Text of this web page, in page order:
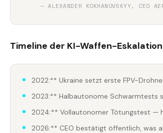
— ALEXANDER KOKHANOVSKYY, CEO
Timeline der KI-Waffen-Eskalation
2022:** Ukraine setzt erste FPV-
2023:** Halbautonome Schwarmtests
2024:** Vollautonomer Tötungstest —
2026:** CEO bestätigt öffentlich, was